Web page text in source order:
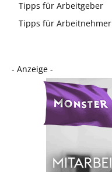
Tipps für Arbeitgeber
Tipps für Arbeitnehmer
- Anzeige -